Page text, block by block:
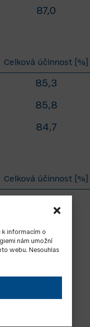
k informacím o
nám umožní
webu. Nesouhlas
87,0
Celková účinnost [%]
85,3
85,8
84,7
Celková účinnost [%]
89,0